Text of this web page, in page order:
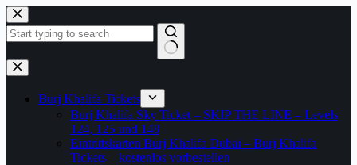
Zum
Inhalt
springen
Keine
Ergebnisse
Burj Khalifa Tickets
Burj Khalifa Sky Ticket – SKIP THE LINE – Levels
124, 125 und 148
Eintrittskarten Burj Khalifa Dubai – Burj Khalifa
Tickets – kostenlos vorbestellen